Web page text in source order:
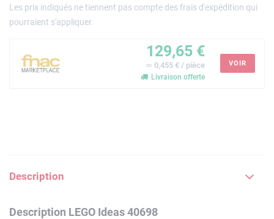
Les prix indiqués ne tiennent pas compte des frais d'expédition qui
pourraient s'appliquer.
129,65 €
≃ 0,455 € / pièce
Livraison offerte
VOIR
Description
Description LEGO Ideas 40698